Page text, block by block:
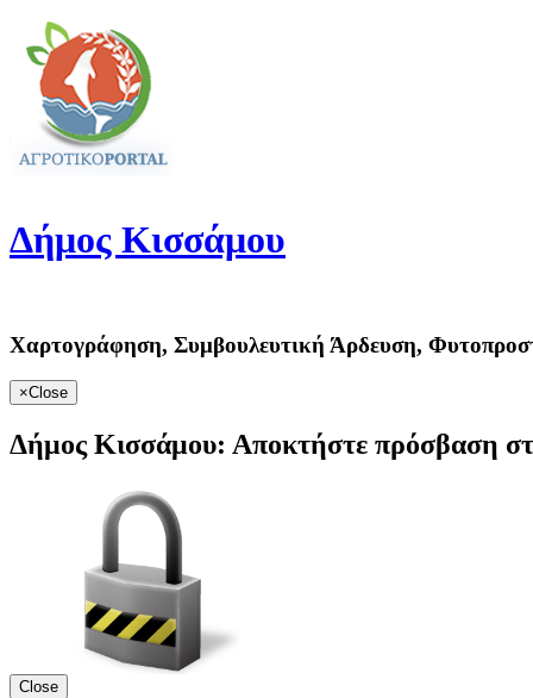
Δήμος Κισσάμου
Χαρτογράφηση, Συμβουλευτική Άρδευση,
×Close
Δήμος Κισσάμου: Αποκτήστε πρόσβαση
Close